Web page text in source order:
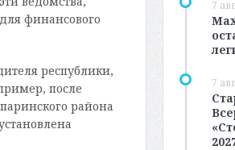
финансового
республики,
после
района
7
7